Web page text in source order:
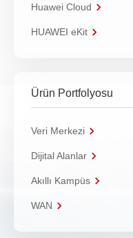
Huawei Cloud
HUAWEI eKit
Ürün Portfolyosu
Veri Merkezi
Dijital Alanlar
Akıllı Kampüs
WAN